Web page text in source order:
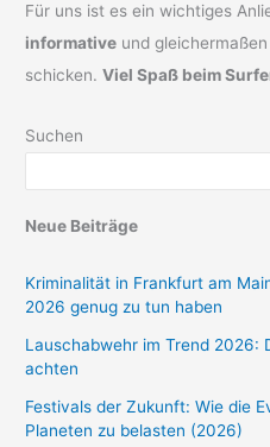
Für uns ist es ein wichtiges
informative und gleichermaßen
schicken.Viel Spaß beim
Suchen
Neue Beiträge
Kriminalität in Frankfurt am
2026 genug zu tun haben
Lauschabwehr im Trend 2026:
achten
Festivals der Zukunft: Wie die
Planeten zu belasten (2026)